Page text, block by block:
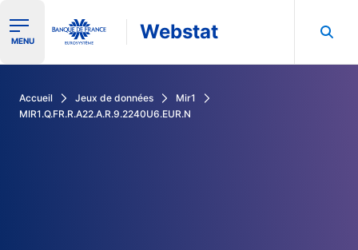
Ouvrir le menu de navigation
MENU Webstat
Accueil Jeux de données
Mir1
MIR1.Q.FR.R.A22.A.R.9.2240U6.EUR.N